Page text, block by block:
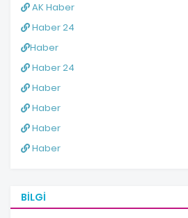
AK Haber
Haber 24
Haber
Haber 24
Haber
Haber
Haber
Haber
BILGI